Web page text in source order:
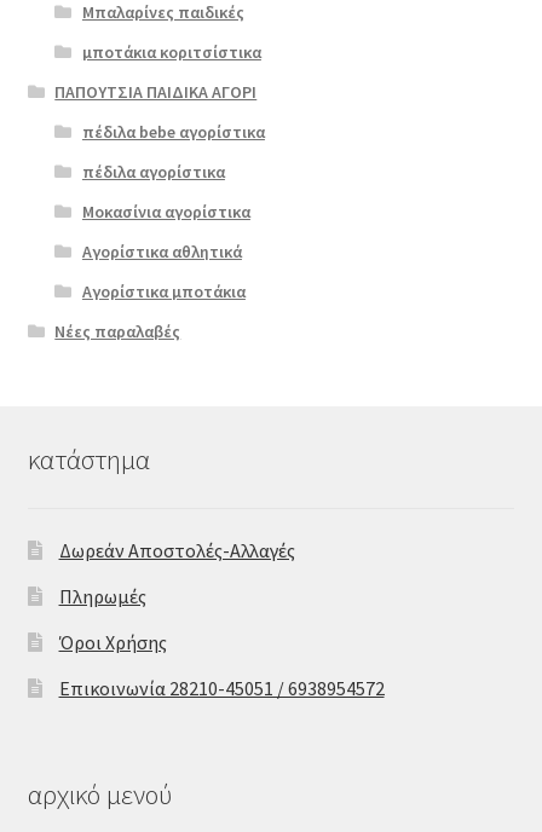
Μπαλαρίνες παιδικές
μποτάκια κοριτσίστικα
ΠΑΠΟΥΤΣΙΑ ΠΑΙΔΙΚΑ ΑΓΟΡΙ
πέδιλα bebe αγορίστικα
πέδιλα αγορίστικα
Μοκασίνια αγορίστικα
Αγορίστικα αθλητικά
Αγορίστικα μποτάκια
Νέες παραλαβές
κατάστημα
Δωρεάν Αποστολές-Αλλαγές
Πληρωμές
Όροι Χρήσης
Επικοινωνία 28210-45051 / 6938954572
αρχικό μενού